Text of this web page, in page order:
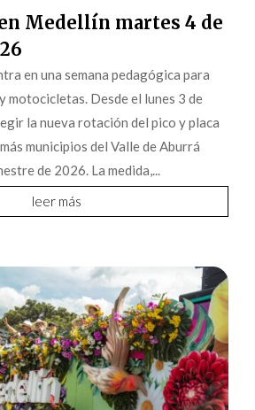
Medellín martes 4 de
en una semana pedagógica para
motocicletas. Desde el lunes 3 de
la nueva rotación del pico y placa
municipios del Valle de Aburrá
de 2026. La medida,...
leer más